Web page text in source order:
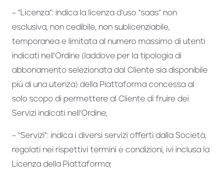
– “Licenza”: indica la licenza d’uso “saas” non
esclusiva, non cedibile, non sublicenziabile,
temporanea e limitata al numero massimo di utenti
indicati nell’Ordine (laddove per la tipologia di
abbonamento selezionata dal Cliente sia disponibile
più di una utenza) della Piattaforma concessa al
solo scopo di permettere al Cliente di fruire dei
Servizi indicati nell’Ordine;
– “Servizi”: indica i diversi servizi offerti dalla Società,
regolati nei rispettivi termini e condizioni, ivi inclusa la
Licenza della Piattaforma;